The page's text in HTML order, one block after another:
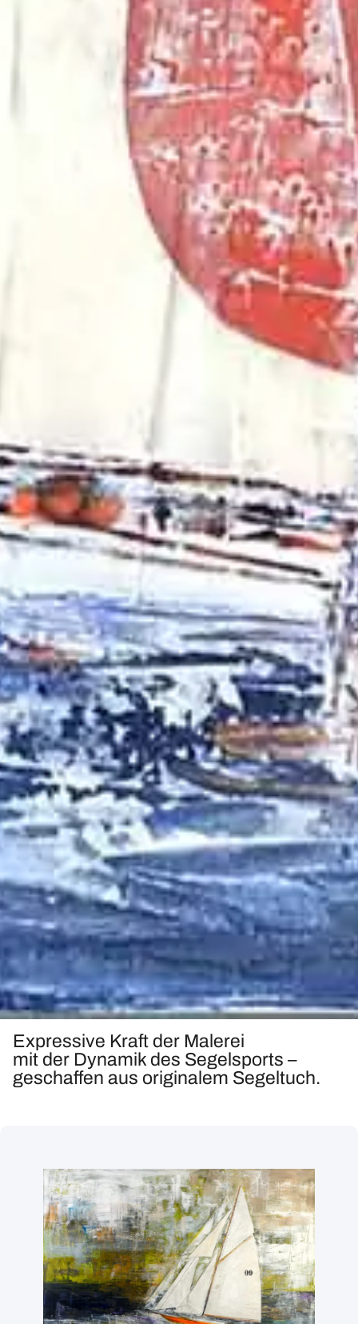
Expressive Kraft der Malerei
mit der Dynamik des Segelsports –
geschaffen aus originalem Segeltuch.